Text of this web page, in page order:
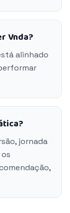
Vnda?
alinhado
jornada